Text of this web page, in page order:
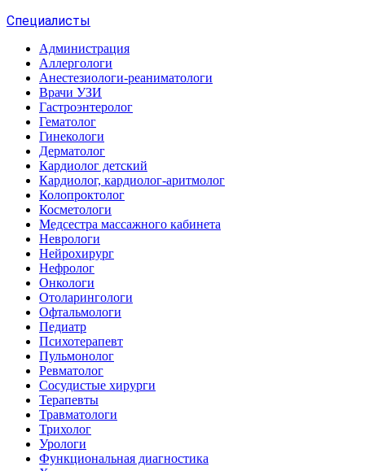
Специалисты
Администрация
Аллергологи
Анестезиологи-реаниматологи
Врачи УЗИ
Гастроэнтеролог
Гематолог
Гинекологи
Дерматолог
Кардиолог детский
Кардиолог, кардиолог-аритмолог
Колопроктолог
Косметологи
Медсестра массажного кабинета
Неврологи
Нейрохирург
Нефролог
Онкологи
Отоларингологи
Офтальмологи
Педиатр
Психотерапевт
Пульмонолог
Ревматолог
Сосудистые хирурги
Терапевты
Травматологи
Трихолог
Урологи
Функциональная диагностика